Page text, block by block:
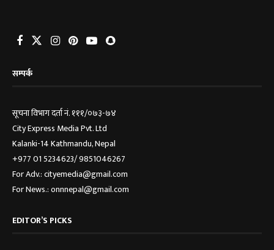
सम्पर्क
सूचना विभाग दर्ता नं. १११/०७३-७४
City Express Media Pvt. Ltd
Kalanki-14 Kathmandu, Nepal
+977 01 5234623/ 9851046267
For Adv.: cityemedia@gmail.com
For News.: onnnepal@gmail.com
EDITOR’S PICKS